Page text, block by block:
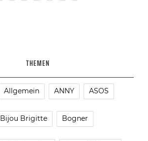
THEMEN
Allgemein ANNY ASOS
Bijou Brigitte Bogner